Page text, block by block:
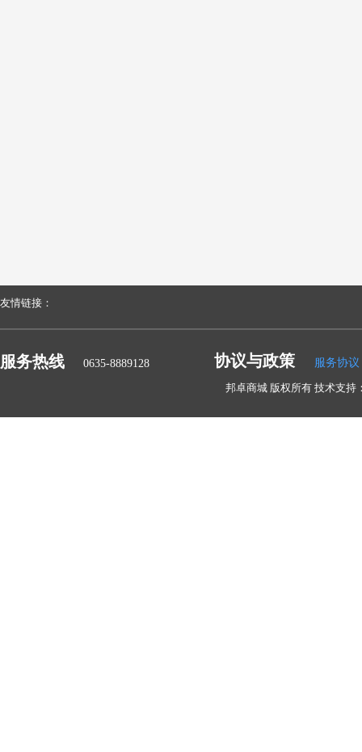
友情链接：
服务热线 0635-8889128 协议与政策 服务协议
邦卓商城 版权所有 技术支持